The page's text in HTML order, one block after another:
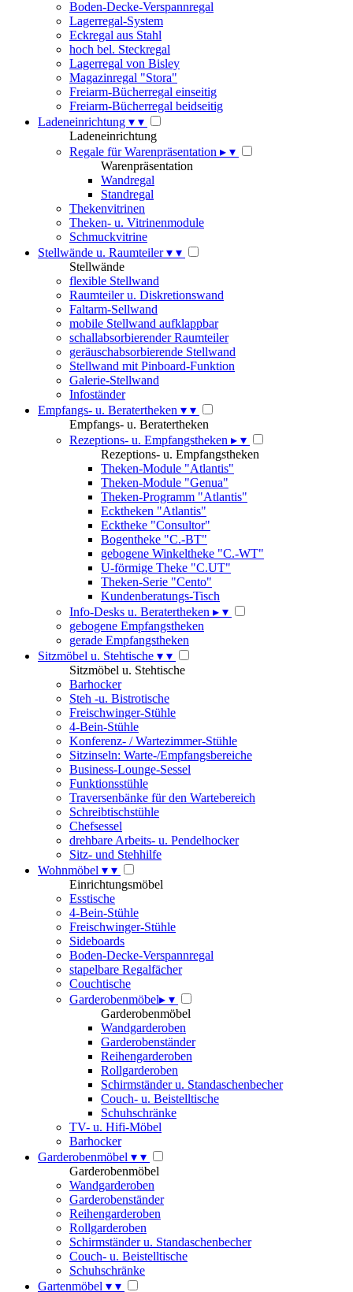
Boden-Decke-Verspannregal
Lagerregal-System
Eckregal aus Stahl
hoch bel. Steckregal
Lagerregal von Bisley
Magazinregal "Stora"
Freiarm-Bücherregal einseitig
Freiarm-Bücherregal beidseitig
Ladeneinrichtung ▾ ▾
Ladeneinrichtung
Regale für Warenpräsentation ▸ ▾
Warenpräsentation
Wandregal
Standregal
Thekenvitrinen
Theken- u. Vitrinenmodule
Schmuckvitrine
Stellwände u. Raumteiler▾ ▾
Stellwände
flexible Stellwand
Raumteiler u. Diskretionswand
Faltarm-Sellwand
mobile Stellwand aufklappbar
schallabsorbierender Raumteiler
geräuschabsorbierende Stellwand
Stellwand mit Pinboard-Funktion
Galerie-Stellwand
Infoständer
Empfangs- u. Beratertheken ▾ ▾
Empfangs- u. Beratertheken
Rezeptions- u. Empfangstheken ▸ ▾
Rezeptions- u. Empfangstheken
Theken-Module "Atlantis"
Theken-Module "Genua"
Theken-Programm "Atlantis"
Ecktheken "Atlantis"
Ecktheke "Consultor"
Bogentheke "C.-BT"
gebogene Winkeltheke "C.-WT"
U-förmige Theke "C.UT"
Theken-Serie "Cento"
Kundenberatungs-Tisch
Info-Desks u. Beratertheken ▸ ▾
gebogene Empfangstheken
gerade Empfangstheken
Sitzmöbel u. Stehtische ▾ ▾
Sitzmöbel u. Stehtische
Barhocker
Steh -u. Bistrotische
Freischwinger-Stühle
4-Bein-Stühle
Konferenz- / Wartezimmer-Stühle
Sitzinseln: Warte-/Empfangsbereiche
Business-Lounge-Sessel
Funktionsstühle
Traversenbänke für den Wartebereich
Schreibtischstühle
Chefsessel
drehbare Arbeits- u. Pendelhocker
Sitz- und Stehhilfe
Wohnmöbel ▾ ▾
Einrichtungsmöbel
Esstische
4-Bein-Stühle
Freischwinger-Stühle
Sideboards
Boden-Decke-Verspannregal
stapelbare Regalfächer
Couchtische
Garderobenmöbel▸ ▾
Garderobenmöbel
Wandgarderoben
Garderobenständer
Reihengarderoben
Rollgarderoben
Schirmständer u. Standaschenbecher
Couch- u. Beistelltische
Schuhschränke
TV- u. Hifi-Möbel
Barhocker
Garderobenmöbel ▾ ▾
Garderobenmöbel
Wandgarderoben
Garderobenständer
Reihengarderoben
Rollgarderoben
Schirmständer u. Standaschenbecher
Couch- u. Beistelltische
Schuhschränke
Gartenmöbel ▾ ▾